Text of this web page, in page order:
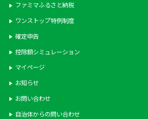
ファミマふるさと納税
ワンストップ特例制度
確定申告
控除額シミュレーション
マイページ
お知らせ
お問い合わせ
自治体からの問い合わせ